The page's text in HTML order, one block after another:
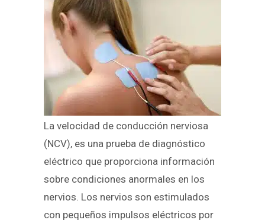
La velocidad de conducción nerviosa
(NCV), es una prueba de diagnóstico
eléctrico que proporciona información
sobre condiciones anormales en los
nervios. Los nervios son estimulados
con pequeños impulsos eléctricos por